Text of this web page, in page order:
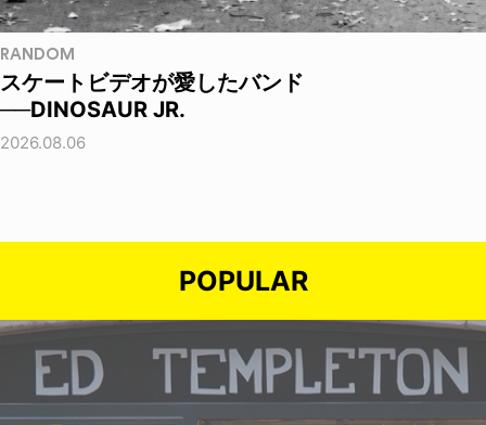
RANDOM
スケートビデオが愛したバンド
──DINOSAUR JR.
2026.08.06
POPULAR